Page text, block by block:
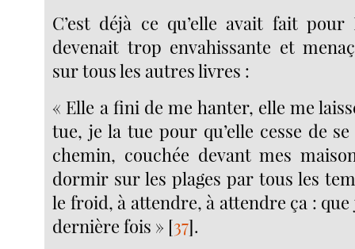
C’est déjà ce qu’elle avait fait
devenait trop envahissante et
sur tous les autres livres :
« Elle a fini de me hanter, elle me
tue, je la tue pour qu’elle cesse de
chemin, couchée devant mes
dormir sur les plages par tous les
le froid, à attendre, à attendre ça :
dernière fois » [37].